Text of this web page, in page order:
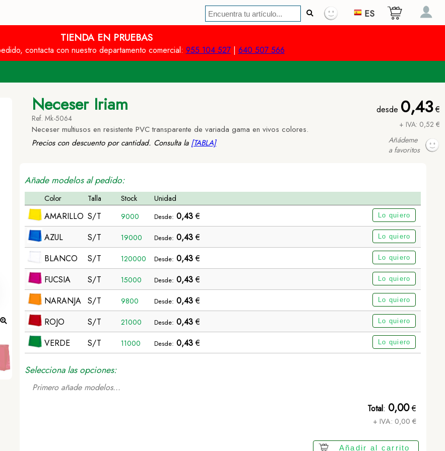
ES
TIENDA EN PRUEBAS
contacta con nuestro departamento comercial: 955 104 527| 640 507 566
Neceser Iriam
Ref. Mk-5064
Neceser multiusos en resistente PVC transparente de variada gama en vivos colores.
Precios con descuento por cantidad. Consulta la [TABLA]
desde 0,43€
+ IVA: 0,52 €
Añádeme
a favoritos
Neceser Iriam - AZUL Neceser Iriam - BLANCO
Añade modelos al pedido:
Color Talla Stock Unidad
AMARILLO S/T 9000 Desde: 0,43€ Lo quiero
AZUL S/T 19000 Desde: 0,43€ Lo quiero
BLANCO S/T 120000 Desde: 0,43€ Lo quiero
FUCSIA S/T 15000 Desde: 0,43€ Lo quiero
NARANJA S/T 9800 Desde: 0,43€ Lo quiero
ROJO S/T 21000 Desde: 0,43€ Lo quiero
VERDE S/T 11000 Desde: 0,43€ Lo quiero
Selecciona las opciones:
Primero añade modelos...
Total: 0,00€
+ IVA: 0,00 €
Añadir al carrito